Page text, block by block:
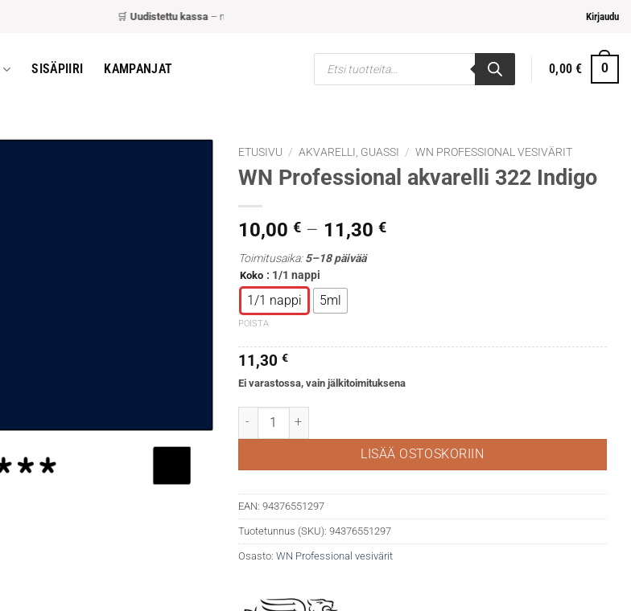
Uudistettu kassa– nopeampi ja helpompi maksaminen Kirjaudu
SISÄPIIRI KAMPANJAT
Products
search
0,00€ 0
ETUSIVU / AKVARELLI, GUASSI / WN PROFESSIONAL VESIVÄRIT
WN Professional akvarelli 322 Indigo
10,00 € – 11,30 €Hintaluokka:
Toimitusaika:5–18 päivää
Koko : 1/1 nappi
1/1 nappi 5ml
POISTA
11,30 €
Ei varastossa, vain jälkitoimituksena
WN Professional akvarelli 322 Indigo määrä
LISÄÄ OSTOSKORIIN
EAN: 94376551297
Tuotetunnus (SKU): 94376551297
Osasto: WN Professional vesivärit